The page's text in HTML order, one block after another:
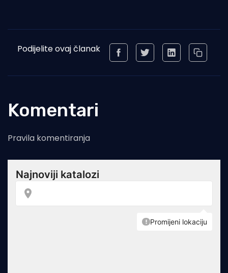
Podijelite ovaj članak
Komentari
Pravila komentiranja